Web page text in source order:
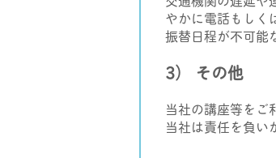
やかに電話もしく
振替日程が不可能
3） その他
当社の講座等をご
当社は責任を負い